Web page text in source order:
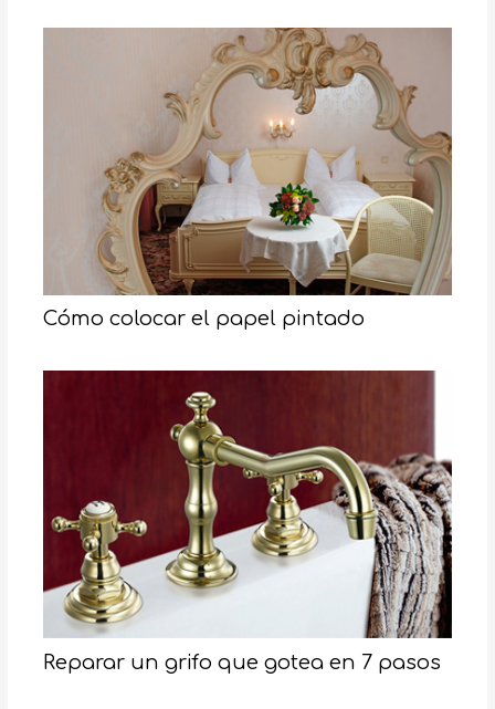
Cómo colocar el papel pintado
Reparar un grifo que gotea en 7 pasos